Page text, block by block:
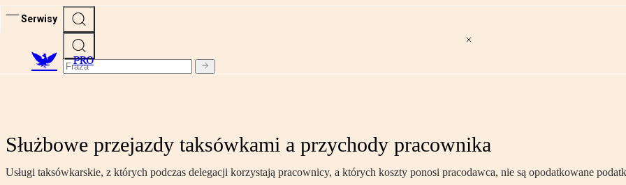
Serwisy
PRO
Służbowe przejazdy taksówkami a przychody pracownika
Usługi taksówkarskie, z których podczas delegacji korzystają pracownicy, a których koszty ponosi pracodawca, nie są opodatkowane